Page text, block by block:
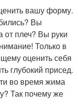
вашу форму.
Вы
плеч? Вы руки
Только в
оценить себя
глубокий присед.
во время жима
Так почему же